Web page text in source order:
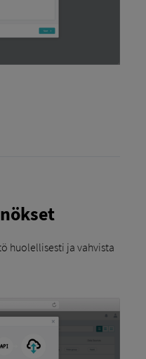
huolellisesti ja vahvista